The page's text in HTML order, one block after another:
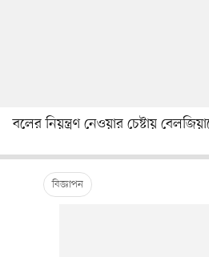
বলের নিয়ন্ত্রণ নেওয়ার চেষ্টায়